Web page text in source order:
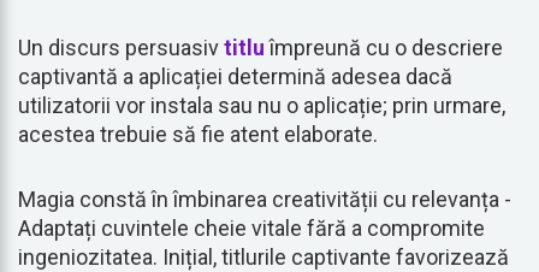
Un discurs persuasivtitluîmpreună cu o descriere
captivantă a aplicației determină adesea dacă
utilizatorii vor instala sau nu o aplicație; prin urmare,
acestea trebuie să fie atent elaborate.
Magia constă în îmbinarea creativității cu relevanța -
Adaptați cuvintele cheie vitale fără a compromite
ingeniozitatea. Inițial, titlurile captivante favorizează